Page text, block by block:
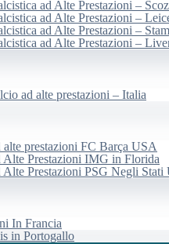
ad Alte Prestazioni –
ad Alte Prestazioni –
ad Alte Prestazioni –
ad Alte Prestazioni –
ad alte prestazioni – Italia
alte prestazioni FC Barça USA
Alte Prestazioni IMG in Florida
Alte Prestazioni PSG Negli Stati
In Francia
in Portogallo